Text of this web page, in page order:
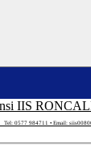
IIS
Tel: 0577 984711 • Email: